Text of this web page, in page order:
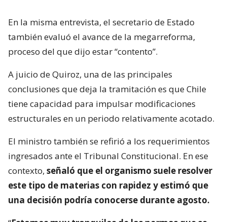
En la misma entrevista, el secretario de Estado
también evaluó el avance de la megarreforma,
proceso del que dijo estar “contento”.
A juicio de Quiroz, una de las principales
conclusiones que deja la tramitación es que Chile
tiene capacidad para impulsar modificaciones
estructurales en un periodo relativamente acotado.
El ministro también se refirió a los requerimientos
ingresados ante el Tribunal Constitucional. En ese
contexto, señaló que el organismo suele resolver
este tipo de materias con rapidez y estimó que
una decisión podría conocerse durante agosto.